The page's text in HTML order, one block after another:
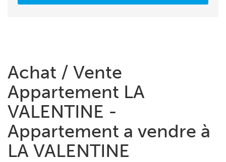
Achat / Vente
Appartement LA
VALENTINE -
Appartement a vendre à
LA VALENTINE